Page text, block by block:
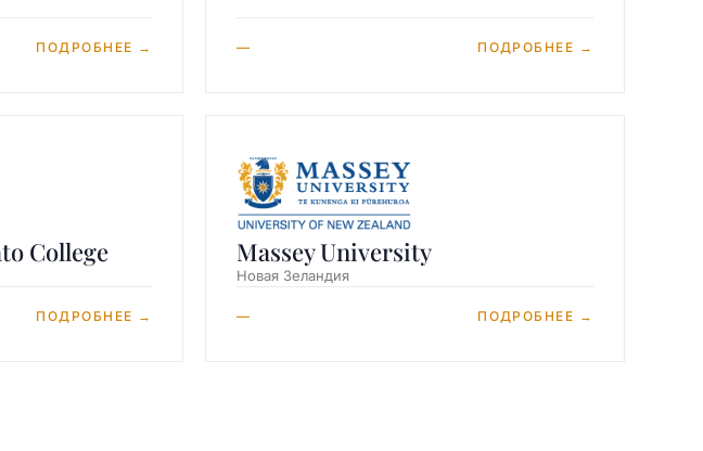
ПОДРОБНЕЕ → — ПОДРОБНЕЕ →
College
ПОДРОБНЕЕ →
Massey University
Новая Зеландия
— ПОДРОБНЕЕ →